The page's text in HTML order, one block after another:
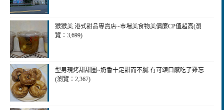
猴猴美.港式甜品專賣店~市場美食物美價廉CP值超高(瀏
覽：3,699)
型男現烤甜甜圈~奶香十足甜而不膩 有可頌口感吃了難忘
(瀏覽：2,367)